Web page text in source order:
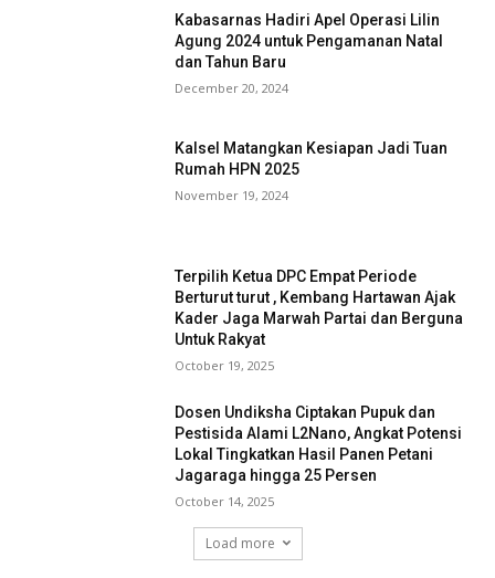
Kabasarnas Hadiri Apel Operasi Lilin
Agung 2024 untuk Pengamanan Natal
dan Tahun Baru
December 20, 2024
Kalsel Matangkan Kesiapan Jadi Tuan
Rumah HPN 2025
November 19, 2024
Terpilih Ketua DPC Empat Periode
Berturut turut , Kembang Hartawan Ajak
Kader Jaga Marwah Partai dan Berguna
Untuk Rakyat
October 19, 2025
Dosen Undiksha Ciptakan Pupuk dan
Pestisida Alami L2Nano, Angkat Potensi
Lokal Tingkatkan Hasil Panen Petani
Jagaraga hingga 25 Persen
October 14, 2025
Load more